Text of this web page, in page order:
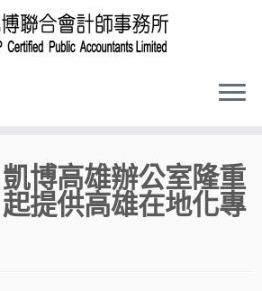
博高雄辦公室隆重
提供高雄在地化專